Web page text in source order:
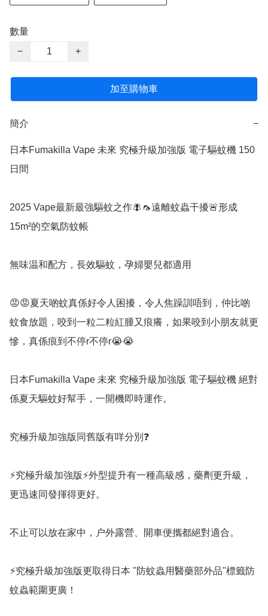
數量
−
+
加至購物車
簡介 −
日本Fumakilla Vape 未來 究極升級加強版 電子驅蚊機 150
日間
2025 Vape最新最強驅蚊之作🪰🦟遠離蚊蟲干擾🚨形成
15m²的空氣防蚊帳
無味温和配方，長效驅蚊，孕婦嬰兒都適用
😡😡夏天啲蚊真係好令人困擾，令人焦躁訓唔到，仲比啲
蚊食放題，咬到一粒二粒紅腫又痕癢，如果咬到小朋友就更
慘，真係痕到不停r不停r😭😭
日本Fumakilla Vape 未來 究極升級加強版 電子驅蚊機 絕對
係夏天驅蚊好幫手，一開機即時運作。
究極升級加強版同舊版有咩分別❓️
⚡️究極升級加強版⚡️外型提升有一種高級感，藥劑更升級，
更迅速同發揮得更好。
不止可以放在家中，户外露營、開車便攜都絕對適合。
⚡️究極升級加強版更取得日本 "防蚊蟲用醫藥部外品"標籤防
蚊蟲範圍更廣！